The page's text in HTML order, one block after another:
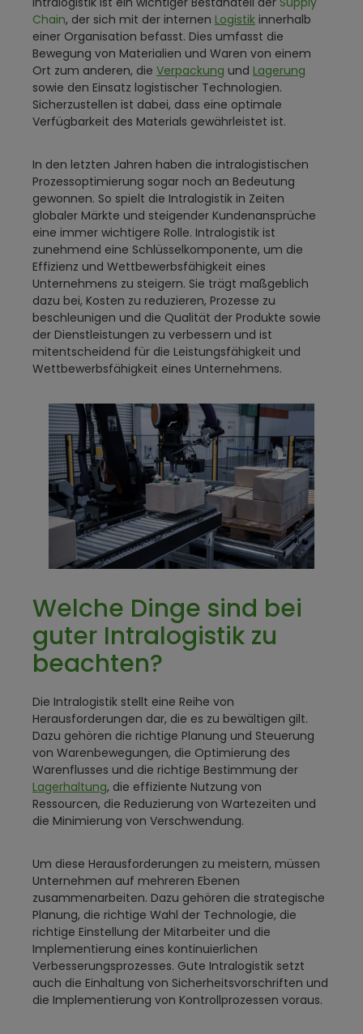
Chain, der sich mit der internen Logistik innerhalb
einer Organisation befasst. Dies umfasst die
Bewegung von Materialien und Waren von einem
Ort zum anderen, die Verpackung und Lagerung
sowie den Einsatz logistischer Technologien.
Sicherzustellen ist dabei, dass eine optimale
Verfügbarkeit des Materials gewährleistet ist.
In den letzten Jahren haben die intralogistischen
Prozessoptimierung sogar noch an Bedeutung
gewonnen. So spielt die Intralogistik in Zeiten
globaler Märkte und steigender Kundenansprüche
eine immer wichtigere Rolle. Intralogistik ist
zunehmend eine Schlüsselkomponente, um die
Effizienz und Wettbewerbsfähigkeit eines
Unternehmens zu steigern. Sie trägt maßgeblich
dazu bei, Kosten zu reduzieren, Prozesse zu
beschleunigen und die Qualität der Produkte sowie
der Dienstleistungen zu verbessern und ist
mitentscheidend für die Leistungsfähigkeit und
Wettbewerbsfähigkeit eines Unternehmens.
Welche Dinge sind bei
guter Intralogistik zu
beachten?
Die Intralogistik stellt eine Reihe von
Herausforderungen dar, die es zu bewältigen gilt.
Dazu gehören die richtige Planung und Steuerung
von Warenbewegungen, die Optimierung des
Warenflusses und die richtige Bestimmung der
Lagerhaltung, die effiziente Nutzung von
Ressourcen, die Reduzierung von Wartezeiten und
die Minimierung von Verschwendung.
Um diese Herausforderungen zu meistern, müssen
Unternehmen auf mehreren Ebenen
zusammenarbeiten. Dazu gehören die strategische
Planung, die richtige Wahl der Technologie, die
richtige Einstellung der Mitarbeiter und die
Implementierung eines kontinuierlichen
Verbesserungsprozesses. Gute Intralogistik setzt
auch die Einhaltung von Sicherheitsvorschriften und
die Implementierung von Kontrollprozessen voraus.